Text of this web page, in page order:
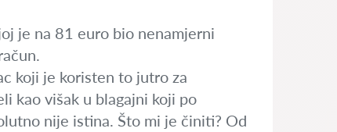
je na 81 euro bio nenamjerni
koji je koristen to jutro za
kao višak u blagajni koji po
nije istina. Što mi je činiti? Od